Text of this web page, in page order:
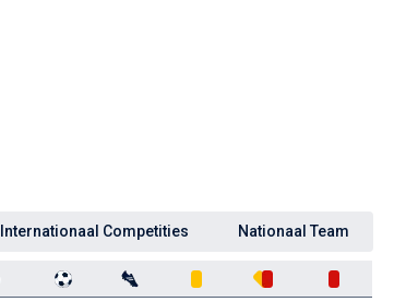
Internationaal Competities Nationaal Team